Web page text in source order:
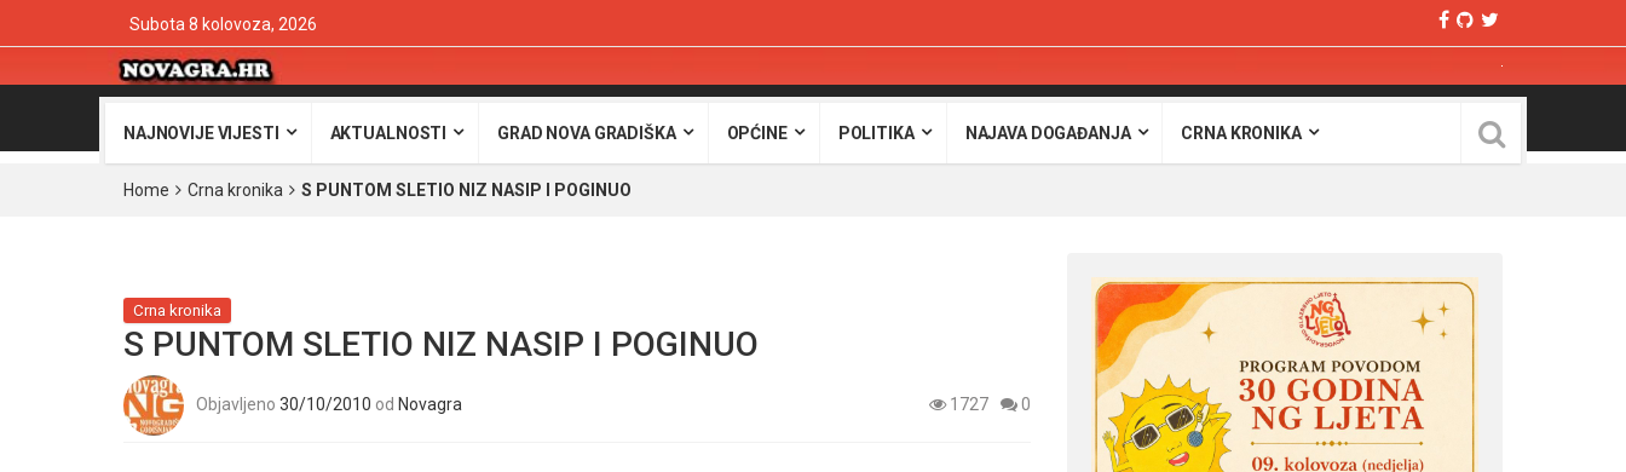
Subota 8 kolovoza, 2026
NAJNOVIJE VIJESTI AKTUALNOSTI GRAD NOVA GRADIŠKA OPĆINE POLITIKA NAJAVA DOGAĐANJA CRNA KRONIKA
Home Crna kronika S PUNTOM SLETIO NIZ NASIP I POGINUO
Crna kronika
S PUNTOM SLETIO NIZ NASIP I POGINUO
Objavljeno 30/10/2010 od Novagra 1727 0